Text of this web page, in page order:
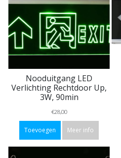
Nooduitgang LED
Verlichting Rechtdoor Up,
3W, 90min
€28,00
Toevoegen Meer info